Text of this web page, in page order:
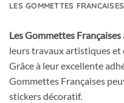
LES GOMMETTES FRANCAISES
Les Gommettes Françaises
leurs travaux artistiques et
Grâce à leur excellente
Gommettes Françaises
stickers décoratif.